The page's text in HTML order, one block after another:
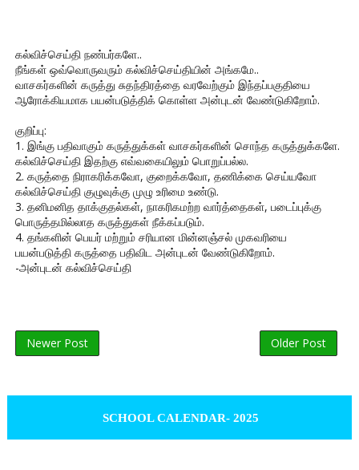
கல்விச்செய்தி நண்பர்களே..
நீங்கள் ஒவ்வொருவரும் கல்விச்செய்தியின் அங்கமே..
வாசகர்களின் கருத்து சுதந்திரத்தை வரவேற்கும் இந்தப்பகுதியை
ஆரோக்கியமாக பயன்படுத்திக் கொள்ள அன்புடன் வேண்டுகிறோம்.
குறிப்பு:
1. இங்கு பதிவாகும் கருத்துக்கள் வாசகர்களின் சொந்த கருத்துக்களே.
கல்விச்செய்தி இதற்கு எவ்வகையிலும் பொறுப்பல்ல.
2. கருத்தை நிராகரிக்கவோ, குறைக்கவோ, தணிக்கை செய்யவோ
கல்விச்செய்தி குழுவுக்கு முழு உரிமை உண்டு.
3. தனிமனித தாக்குதல்கள், நாகரிகமற்ற வார்த்தைகள், படைப்புக்கு
பொருத்தமில்லாத கருத்துகள் நீக்கப்படும்.
4. தங்களின் பெயர் மற்றும் சரியான மின்னஞ்சல் முகவரியை
பயன்படுத்தி கருத்தை பதிவிட அன்புடன் வேண்டுகிறோம்.
-அன்புடன் கல்விச்செய்தி
Newer Post Older Post
SCHOOL CALENDAR- 2025